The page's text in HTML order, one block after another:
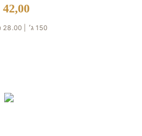
42,00
150 ג׳ | 28.00 ₪ / 100 ג׳